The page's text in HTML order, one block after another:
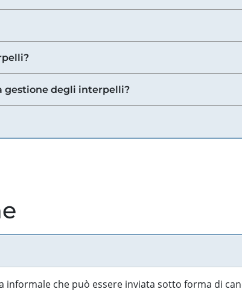
gestione degli interpelli?
informale che può essere inviata sotto forma di